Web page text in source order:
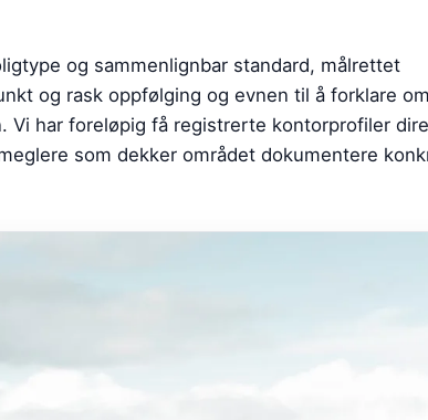
og sammenlignbar standard, målrettet
og rask oppfølging og evnen til å forklare
Vi har foreløpig få registrerte kontorprofiler
som dekker området dokumentere